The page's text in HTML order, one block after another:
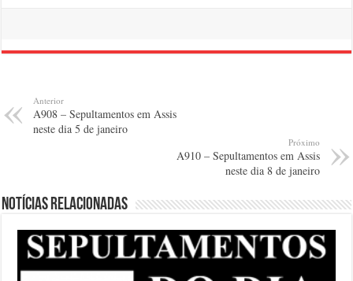
Anterior
A908 – Sepultamentos em Assis
neste dia 5 de janeiro
Próximo
A910 – Sepultamentos em Assis
neste dia 8 de janeiro
Notícias relacionadas